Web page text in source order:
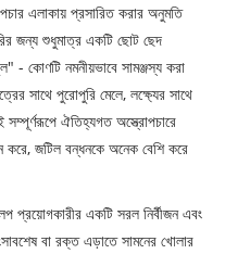
এলাকায় প্রসারিত করার অনুমতি
জন্য শুধুমাত্র একটি ছোট ছেদ
- কোণটি নমনীয়ভাবে সামঞ্জস্য করা
সাথে পুরোপুরি মেলে, লক্ষ্যের সাথে
সম্পূর্ণরূপে ঐতিহ্যগত অস্ত্রোপচারে
করে, জটিল বন্ধনকে অনেক বেশি করে
প্রয়োগকারীর একটি সরল নির্বীজন এবং
বা রক্ত এড়াতে সামনের খোলার